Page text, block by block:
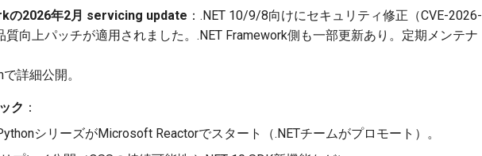
の2026年2月 servicing update ：.NET 10/9/8向けにセキュリティ修正（CVE-2026-
向上パッチが適用されました。.NET Framework側も一部更新あり。定期メンテナ
詳細公開。
ク ：
シリーズがMicrosoft Reactorでスタート（.NETチームがプロモート）。